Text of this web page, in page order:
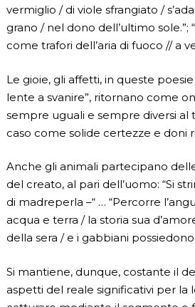
vermiglio / di viole sfrangiato /
grano / nel dono dell’ultimo sole.”;
come trafori dell’aria di fuoco // a
Le gioie, gli affetti, in queste
lente a svanire”, ritornano come
sempre uguali e sempre diversi al
caso come solide certezze e doni
Anche gli animali partecipano
del creato, al pari dell’uomo: “Si
di madreperla –“ … “Percorre
acqua e terra / la storia sua
della sera / e i gabbiani possiedono
Si mantiene, dunque, costante il
aspetti del reale significativi per la